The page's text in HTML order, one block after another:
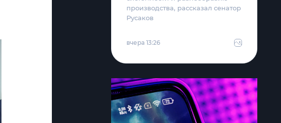
производства, рассказал сенатор
Русаков
вчера 13:26